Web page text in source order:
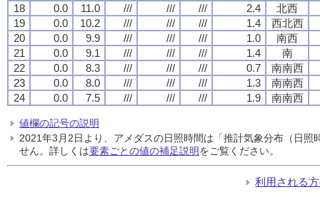
18
0.0 11.0 /// /// /// 2.4
北西
19
0.0 10.2 /// /// /// 1.4
西北西
20
0.0 9.9 /// /// /// 1.0
南西
21
0.0 9.1 /// /// /// 1.4
南
22
0.0 8.3 /// /// /// 0.7
南南西
23
0.0 8.0 /// /// /// 1.3
南南西
24
0.0 7.5 /// /// /// 1.9 南南西
値欄の記号の説明
2021年3月2日より、アメダスの日照時間は「推計気象分布（日
せん。詳しくは要素ごとの値の補足説明をご覧ください。
利用される